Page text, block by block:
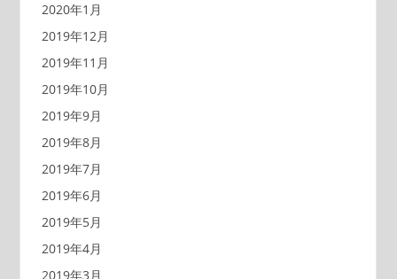
2020年1月
2019年12月
2019年11月
2019年10月
2019年9月
2019年8月
2019年7月
2019年6月
2019年5月
2019年4月
2019年3月